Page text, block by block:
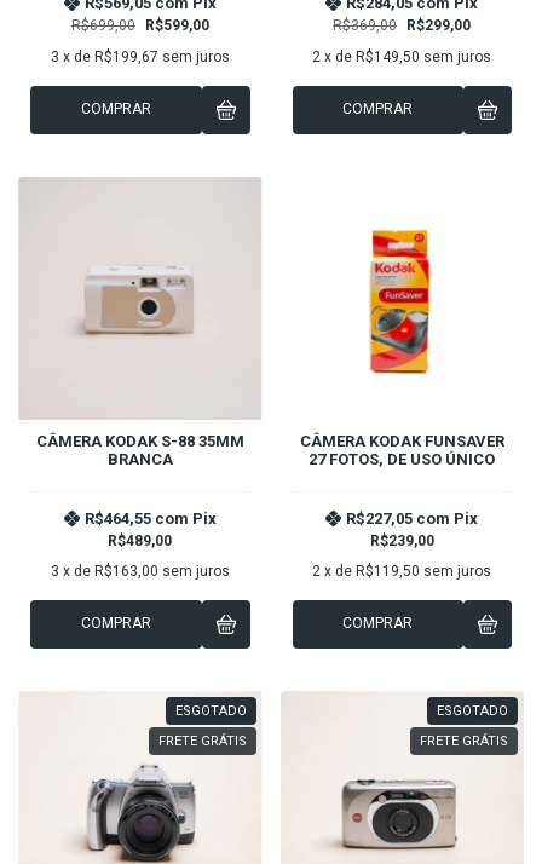
R$699,00 R$599,00
3 x de R$199,67 sem juros
COMPRAR
R$369,00 R$299,00
2 x de R$149,50 sem juros
COMPRAR
CÂMERA KODAK S-88 35MM
BRANCA
R$489,00
R$464,55 com Pix
3 x de R$163,00 sem juros
COMPRAR
CÂMERA KODAK FUNSAVER
27 FOTOS, DE USO ÚNICO
R$239,00
R$227,05 com Pix
2 x de R$119,50 sem juros
COMPRAR
ESGOTADO
FRETE GRÁTIS
ESGOTADO
FRETE GRÁTIS